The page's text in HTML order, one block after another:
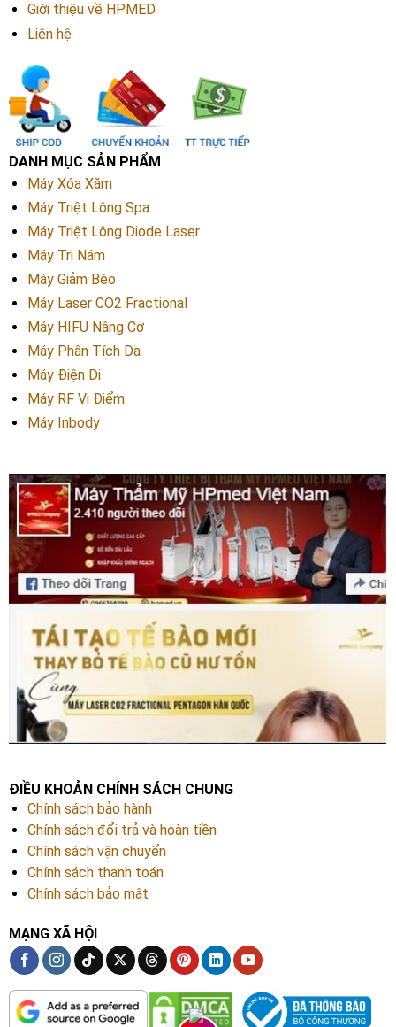
Giới thiệu về HPMED
Liên hệ
DANH MỤC SẢN PHẨM
Máy Xóa Xăm
Máy Triệt Lông Spa
Máy Triệt Lông Diode Laser
Máy Trị Nám
Máy Giảm Béo
Máy Laser CO2 Fractional
Máy HIFU Nâng Cơ
Máy Phân Tích Da
Máy Điện Di
Máy RF Vi Điểm
Máy Inbody
ĐIỀU KHOẢN CHÍNH SÁCH CHUNG
Chính sách bảo hành
Chính sách đổi trả và hoàn tiền
Chính sách vận chuyển
Chính sách thanh toán
Chính sách bảo mật
MẠNG XÃ HỘI